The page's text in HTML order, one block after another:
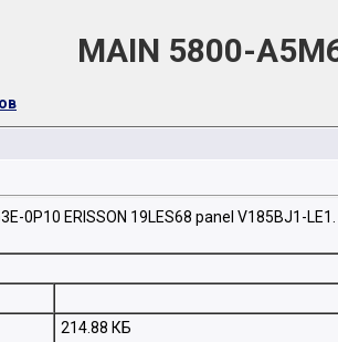
MAIN 5800-
0P10 ERISSON 19LES68 panel V185BJ1-LE1.
214.88 КБ